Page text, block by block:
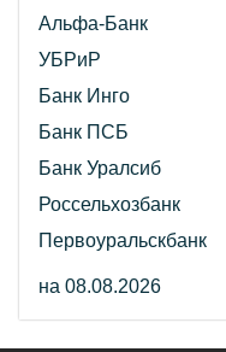
Альфа-Банк
УБРиР
Банк Инго
Банк ПСБ
Банк Уралсиб
Россельхозбанк
Первоуральскбанк
на 08.08.2026